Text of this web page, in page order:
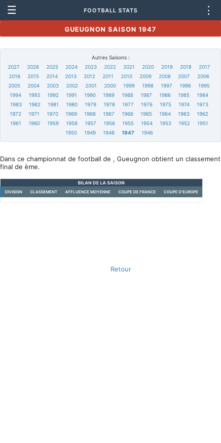
☰ FOOTBALL STATS ⋮
GUEUGNON SAISON 1947
Autres Saisons :
2027
2026 2025 2024 2023 2022 2021 2020 2019 2018
2017
2016
2015 2014 2013 2012 2011 2010 2009 2008 2007
2006
2005
2004 2003 2002 2001 2000 1999 1998 1997 1996
1995
1994
1993 1992 1991 1990 1989 1988 1987 1986 1985
1984
1983
1982 1981 1980 1979 1978 1977 1976 1975 1974
1973
1972
1971 1970 1969 1968 1967 1966 1965 1964 1963
1962
1961
1960 1959 1958 1957 1956 1955 1954 1953 1952
1951
1950
1949 1948 1947 1946
Dans ce championnat de football de , Gueugnon obtient un classement
final de ème.
BILAN DE LA SAISON
DIVISION CLASSEMENT AFFLUENCE MOYENNE COUPE DE FRANCE COUPE D'EUROPE
Retour